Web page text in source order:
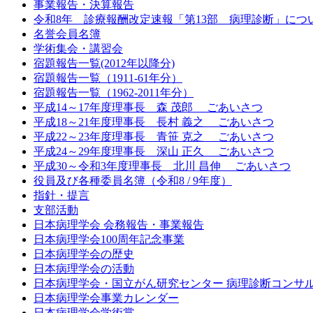
事業報告・決算報告
令和8年 診療報酬改定速報「第13部 病理診断」につ
名誉会員名簿
学術集会・講習会
宿題報告一覧(2012年以降分)
宿題報告一覧（1911-61年分）
宿題報告一覧（1962-2011年分）
平成14～17年度理事長 森 茂郎 ごあいさつ
平成18～21年度理事長 長村 義之 ごあいさつ
平成22～23年度理事長 青笹 克之 ごあいさつ
平成24～29年度理事長 深山 正久 ごあいさつ
平成30～令和3年度理事長 北川 昌伸 ごあいさつ
役員及び各種委員名簿（令和8 / 9年度）
指針・提言
支部活動
日本病理学会 会務報告・事業報告
日本病理学会100周年記念事業
日本病理学会の歴史
日本病理学会の活動
日本病理学会・国立がん研究センター 病理診断コンサ
日本病理学会事業カレンダー